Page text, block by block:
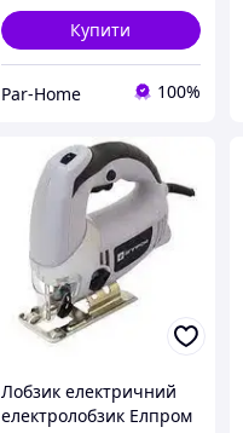
Купити
Par-Home 100%
Лобзик електричний
електролобзик Елпром